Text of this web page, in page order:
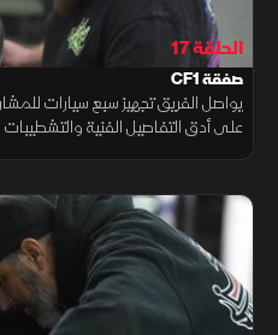
الحلقة 17
صفقة CF1
يواصل الفريق تجهيز سبع سيارات
على أدق التفاصيل الفنية